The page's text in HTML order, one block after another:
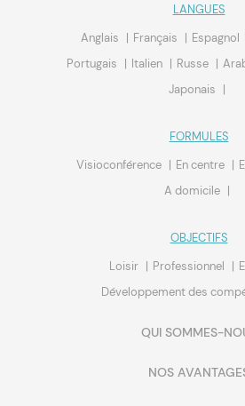
LANGUES
Anglais
Français Espagnol
Portugais
Italien Russe
Japonais
FORMULES
Visioconférence
En centre
A domicile
OBJECTIFS
Loisir
Professionnel
Développement des
QUI SOMMES-
NOS